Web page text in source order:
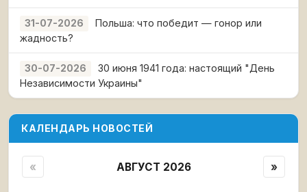
31-07-2026
Польша: что победит — гонор или
жадность?
30-07-2026
30 июня 1941 года: настоящий "День
Независимости Украины"
КАЛЕНДАРЬ НОВОСТЕЙ
« АВГУСТ 2026 »